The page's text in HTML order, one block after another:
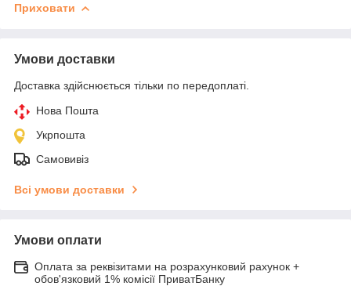
Приховати
Умови доставки
Доставка здійснюється тільки по передоплаті.
Нова Пошта
Укрпошта
Самовивіз
Всі умови доставки
Умови оплати
Оплата за реквізитами на розрахунковий рахунок +
обов'язковий 1% комісії ПриватБанку